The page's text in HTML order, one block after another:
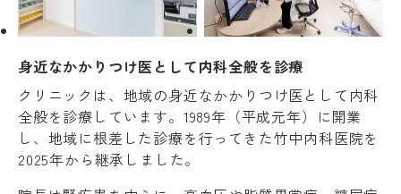
身近なかかりつけ医として内科全般を診療
クリニックは、地域の身近なかかりつけ医として内科
全般を診療しています。1989年（平成元年）に開業
し、地域に根差した診療を行ってきた竹中内科医院を
2025年から継承しました。